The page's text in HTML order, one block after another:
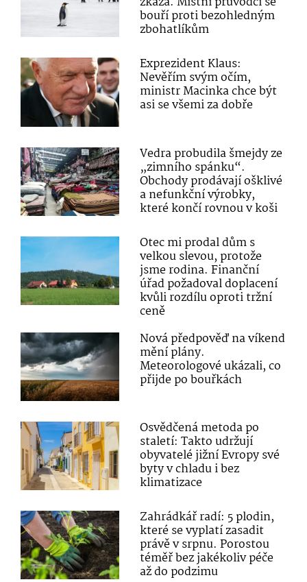
bouří proti bezohledným
zbohatlíkům
Exprezident Klaus:
Nevěřím svým očím,
ministr Macinka chce být
asi se všemi za dobře
Vedra probudila šmejdy ze
„zimního spánku“.
Obchody prodávají ošklivé
a nefunkční výrobky,
které končí rovnou v koši
Otec mi prodal dům s
velkou slevou, protože
jsme rodina. Finanční
úřad požadoval doplacení
kvůli rozdílu oproti tržní
ceně
Nová předpověď na víkend
mění plány.
Meteorologové ukázali, co
přijde po bouřkách
Osvědčená metoda po
staletí: Takto udržují
obyvatelé jižní Evropy své
byty v chladu i bez
klimatizace
Zahrádkář radí: 5 plodin,
které se vyplatí zasadit
právě v srpnu. Porostou
téměř bez jakékoliv péče
až do podzimu